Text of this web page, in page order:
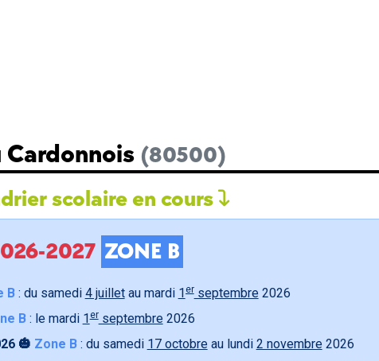
Cardonnois (80500)
scolaire en cours
2027 ZONE B
B: du samedi 4 juilletau mardi 1 erseptembre 2026
B: le mardi 1erseptembre 2026
🎃 Zone B: du samedi 17 octobre au lundi 2 novembre 2026